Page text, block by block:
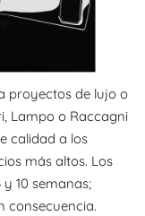
proyectos de lujo o
Lampo o Raccagni
calidad a los
más altos. Los
10 semanas;
consecuencia.